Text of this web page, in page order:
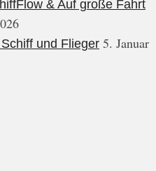
& Auf große Fahrt
und Flieger 5. Januar